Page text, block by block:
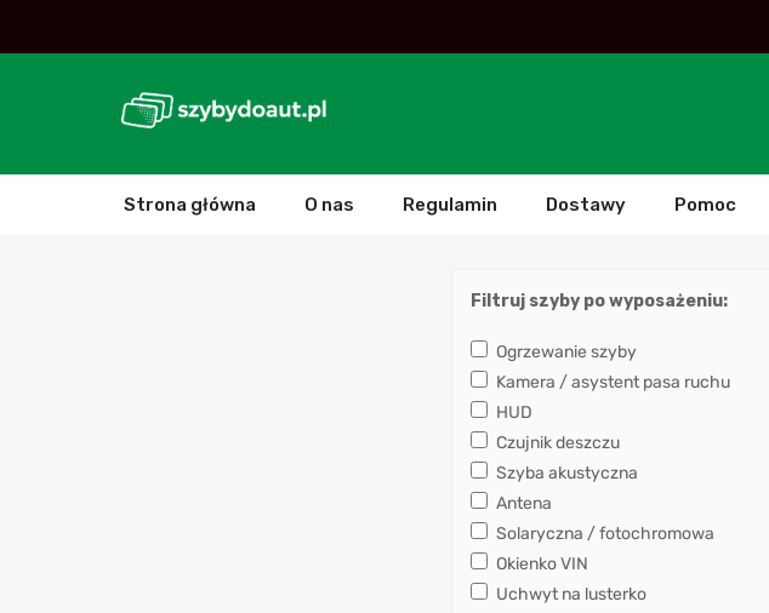
Strona główna O nas Regulamin Dostawy Pomoc
Filtruj szyby po wyposażeniu:
Ogrzewanie szyby
Kamera / asystent pasa ruchu
HUD
Czujnik deszczu
Szyba akustyczna
Antena
Solaryczna / fotochromowa
Okienko VIN
Uchwyt na lusterko